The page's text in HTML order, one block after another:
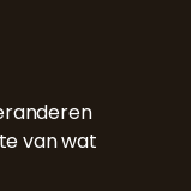
van wat